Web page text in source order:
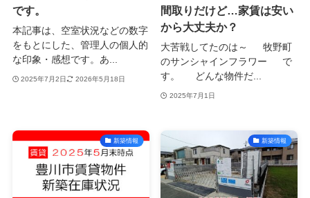
です。
本記事は、空室状況などの数字
をもとにした、管理人の個人的
な印象・感想です。あ...
2025年7月2日 2026年5月18日
間取りだけど…家賃は安い
から大丈夫か？
大苦戦してたのは～ 牧野町
のサンシャインフラワー で
す。 どんな物件だ...
2025年7月1日
新築情報 新築情報